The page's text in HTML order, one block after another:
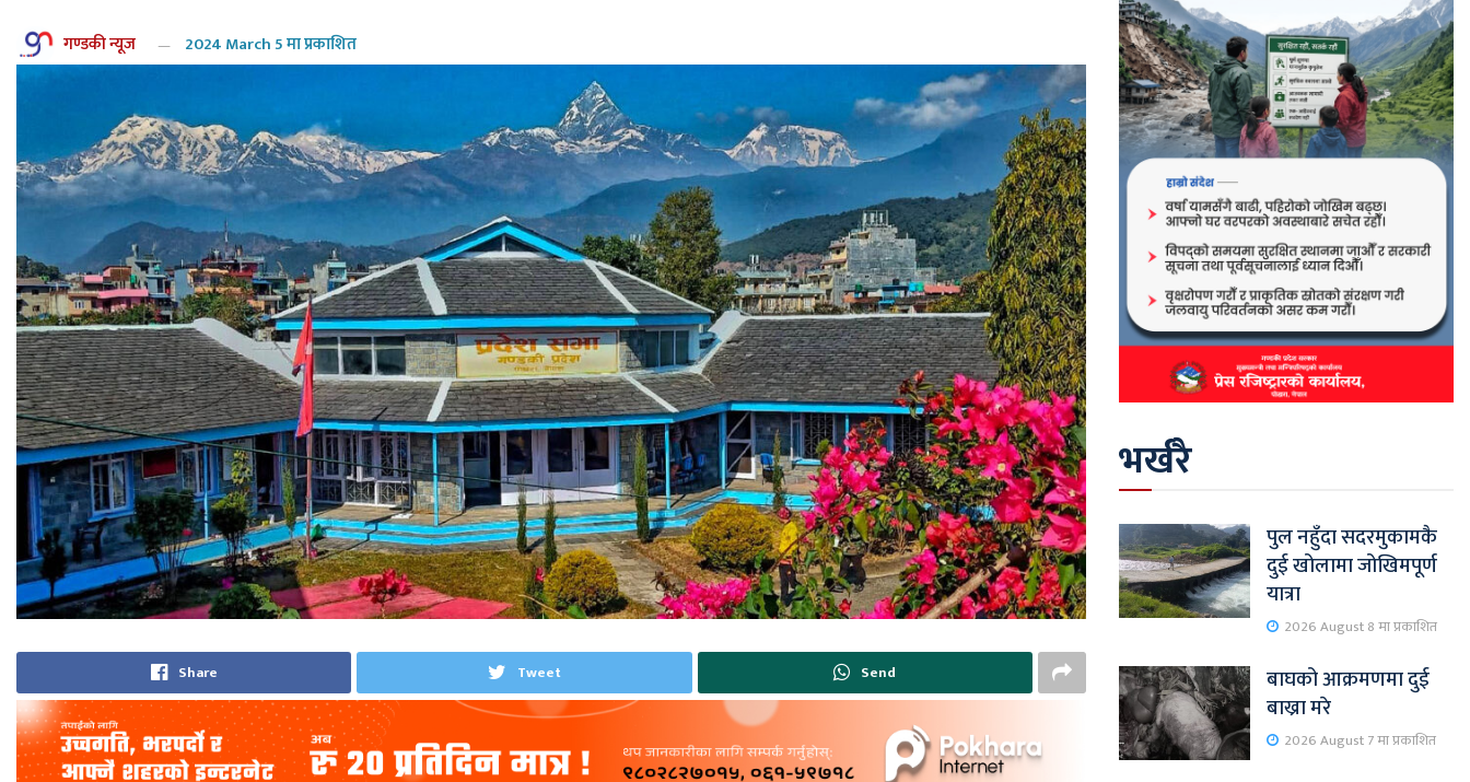
गण्डकी न्यूज 2024 March 5 मा प्रकाशित
Share Tweet Send
भर्खरै
पुल नहुँदा सदरमुकामकै
दुई खोलामा जोखिमपूर्ण
यात्रा
2026 August 8 मा प्रकाशित
बाघको आक्रमणमा दुई
बाख्रा मरे
2026 August 7 मा प्रकाशित